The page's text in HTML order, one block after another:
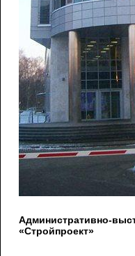
Административно-
«Стройпроект»